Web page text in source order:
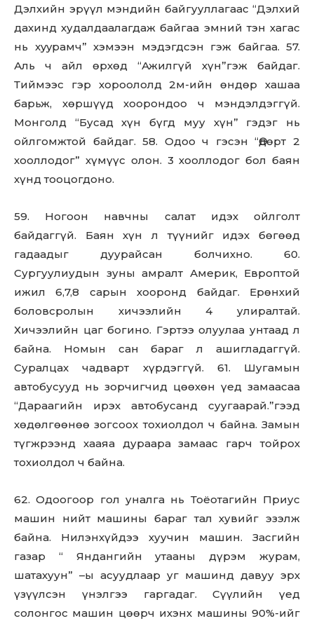
Дэлхийн эрүүл мэндийн байгууллагаас “Дэлхий
дахинд худалдаалагдаж байгаа эмний тэн хагас
нь xyypaмч” хэмээн мэдэгдсэн гэж байгаа. 57.
Аль ч айл өрхөд “Ажилгүй хүн”гэж байдаг.
Тиймээс гэр хороололд 2м-ийн өндөр хашаа
барьж, хөршүүд хоорондоо ч мэндэлдэггүй.
Монголд “Бусад хүн бүгд муу хүн” гэдэг нь
ойлгомжтой байдаг. 58. Одоо ч гэсэн “Өдөрт 2
хооллодог” хүмүүс олон. 3 хооллодог бол баян
хүнд тооцогдоно.
59. Ногоон навчны салат идэх ойлголт
байдаггүй. Баян хүн л түүнийг идэх бөгөөд
гадаадыг дуурайсан болчихно. 60.
Сургуулиудын зуны амралт Америк, Европтой
ижил 6,7,8 сарын хооронд байдаг. Ерөнхий
боловсролын хичээлийн 4 улиралтай.
Хичээлийн цаг богино. Гэртээ олуулаа унтаад л
байна. Номын сан бараг л ашигладаггүй.
Суралцах чадварт хүрдэггүй. 61. Шугамын
автобусууд нь зорчигчид цөөхөн үед замаасаа
“Дараагийн ирэх автобусанд суугаарай.”гээд
хөдөлгөөнөө зогсоох тохиолдол ч байна. Замын
түгжрээнд хааяа дураара замаас гарч тойрох
тохиолдол ч байна.
62. Одоогоор гол уналга нь Тоёотагийн Приус
машин нийт машины бараг тал хувийг эзэлж
байна. Нилэнхүйдээ хуучин машин. Засгийн
газар “ Яндангийн утааны дүрэм журам,
шатахуун” –ы асуудлаар уг машинд давуу эрх
үзүүлсэн үнэлгээ гаргадаг. Сүүлийн үед
солонгос машин цөөрч ихэнх машины 90%-ийг